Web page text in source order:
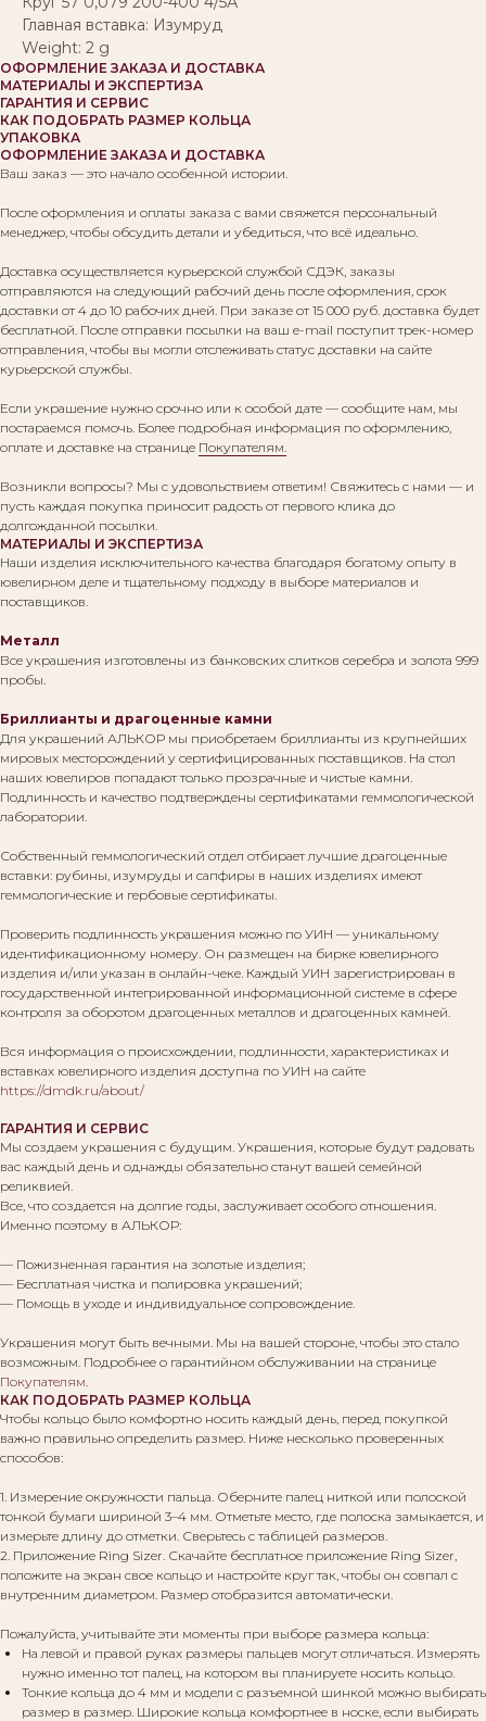
Главная вставка: Изумруд
Weight: 2 g
ОФОРМЛЕНИЕ ЗАКАЗА И ДОСТАВКА
МАТЕРИАЛЫ И ЭКСПЕРТИЗА
ГАРАНТИЯ И СЕРВИС
КАК ПОДОБРАТЬ РАЗМЕР КОЛЬЦА
УПАКОВКА
ОФОРМЛЕНИЕ ЗАКАЗА И ДОСТАВКА
Ваш заказ — это начало особенной истории.
После оформления и оплаты заказа с вами свяжется персональный
менеджер, чтобы обсудить детали и убедиться, что всё идеально.
Доставка осуществляется курьерской службой СДЭК, заказы
отправляются на следующий рабочий день после оформления, срок
доставки от 4 до 10 рабочих дней. При заказе от 15 000 руб. доставка будет
бесплатной. После отправки посылки на ваш e-mail поступит трек-номер
отправления, чтобы вы могли отслеживать статус доставки на сайте
курьерской службы.
Если украшение нужно срочно или к особой дате — сообщите нам, мы
постараемся помочь. Более подробная информация по оформлению,
оплате и доставке на странице Покупателям.
Возникли вопросы? Мы с удовольствием ответим! Свяжитесь с нами — и
пусть каждая покупка приносит радость от первого клика до
долгожданной посылки.
МАТЕРИАЛЫ И ЭКСПЕРТИЗА
Наши изделия исключительного качества благодаря богатому опыту в
ювелирном деле и тщательному подходу в выборе материалов и
поставщиков.
Металл
Все украшения изготовлены из банковских слитков серебра и золота 999
пробы.
Бриллианты и драгоценные камни
Для украшений АЛЬКОР мы приобретаем бриллианты из крупнейших
мировых месторождений у сертифицированных поставщиков. На стол
наших ювелиров попадают только прозрачные и чистые камни.
Подлинность и качество подтверждены сертификатами геммологической
лаборатории.
Собственный геммологический отдел отбирает лучшие драгоценные
вставки: рубины, изумруды и сапфиры в наших изделиях имеют
геммологические и гербовые сертификаты.
Проверить подлинность украшения можно по УИН — уникальному
идентификационному номеру. Он размещен на бирке ювелирного
изделия и/или указан в онлайн-чеке. Каждый УИН зарегистрирован в
государственной интегрированной информационной системе в сфере
контроля за оборотом драгоценных металлов и драгоценных камней.
Вся информация о происхождении, подлинности, характеристиках и
вставках ювелирного изделия доступна по УИН на сайте
https://dmdk.ru/about/
ГАРАНТИЯ И СЕРВИС
Мы создаем украшения с будущим. Украшения, которые будут радовать
вас каждый день и однажды обязательно станут вашей семейной
реликвией.
Все, что создается на долгие годы, заслуживает особого отношения.
Именно поэтому в АЛЬКОР:
— Пожизненная гарантия на золотые изделия;
— Бесплатная чистка и полировка украшений;
— Помощь в уходе и индивидуальное сопровождение.
Украшения могут быть вечными. Мы на вашей стороне, чтобы это стало
возможным. Подробнее о гарантийном обслуживании на странице
Покупателям.
КАК ПОДОБРАТЬ РАЗМЕР КОЛЬЦА
Чтобы кольцо было комфортно носить каждый день, перед покупкой
важно правильно определить размер. Ниже несколько проверенных
способов:
1. Измерение окружности пальца. Оберните палец ниткой или полоской
тонкой бумаги шириной 3–4 мм. Отметьте место, где полоска замыкается, и
измерьте длину до отметки. Сверьтесь с таблицей размеров.
2. Приложение Ring Sizer. Скачайте бесплатное приложение Ring Sizer,
положите на экран свое кольцо и настройте круг так, чтобы он совпал с
внутренним диаметром. Размер отобразится автоматически.
Пожалуйста, учитывайте эти моменты при выборе размера кольца:
На левой и правой руках размеры пальцев могут отличаться. Измерять
нужно именно тот палец, на котором вы планируете носить кольцо.
Тонкие кольца до 4 мм и модели с разъемной шинкой можно выбирать
размер в размер. Широкие кольца комфортнее в носке, если выбирать